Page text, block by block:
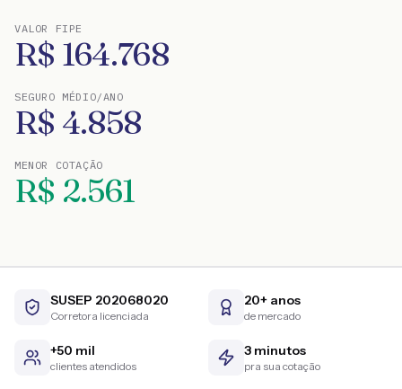
VALOR FIPE
R$ 164.768
SEGURO MÉDIO/ANO
R$ 4.858
MENOR COTAÇÃO
R$ 2.561
SUSEP 202068020
Corretora licenciada
20+ anos
de mercado
+50 mil
clientes atendidos
3 minutos
pra sua cotação